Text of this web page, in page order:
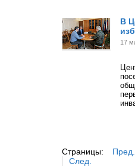
В
17
Страницы:
Пред.
След.